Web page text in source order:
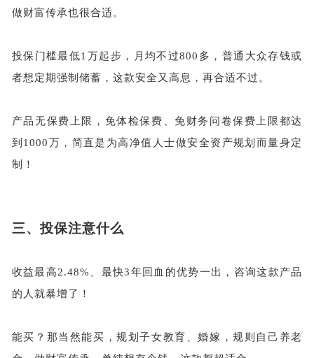
做财富传承也很合适。
投保门槛最低1万起步，月均不过800多，普通大众存钱或
者想定期强制储蓄，这款安全又高息，再合适不过。
产品无保费上限，免体检保费、免财务问卷保费上限都达
到 1000万，简直是为高净值人士做安全资产规划而量身定
制！
三、投保注意什么
收益最高2.48%、最快3年回血的优势一出，咨询这款产品
的人就暴增了！
能买？那当然能买，规划子女教育、婚嫁，规则自己养老